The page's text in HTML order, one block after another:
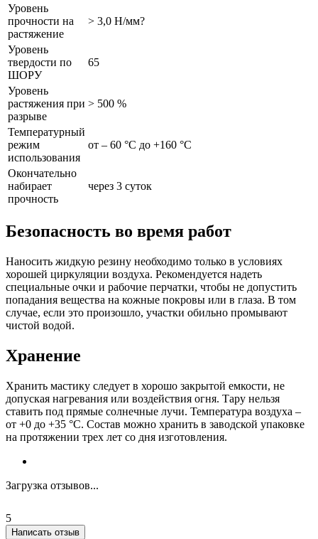
Уровень
прочности на
растяжение
> 3,0 Н/мм?
Уровень
твердости по
ШОРУ
65
Уровень
растяжения при
разрыве
> 500 %
Температурный
режим
использования
от – 60 °С до +160 °С
Окончательно
набирает
прочность
через 3 суток
Безопасность во время работ
Наносить жидкую резину необходимо только в условиях
хорошей циркуляции воздуха. Рекомендуется надеть
специальные очки и рабочие перчатки, чтобы не допустить
попадания вещества на кожные покровы или в глаза. В том
случае, если это произошло, участки обильно промывают
чистой водой.
Хранение
Хранить мастику следует в хорошо закрытой емкости, не
допуская нагревания или воздействия огня. Тару нельзя
ставить под прямые солнечные лучи. Температура воздуха –
от +0 до +35 °С. Состав можно хранить в заводской упаковке
на протяжении трех лет со дня изготовления.
Загрузка отзывов...
5
Написать отзыв